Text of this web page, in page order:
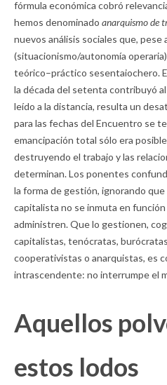
fórmula económica cobró
hemos denominado anarquismo de
nuevos análisis sociales que, pese
(situacionismo/autonomía
teórico–práctico sesentaiochero.
la década del setenta contribuyó
leído a la distancia, resulta un
para las fechas del Encuentro se
emancipación total sólo era
destruyendo el trabajo y las
determinan. Los ponentes
la forma de gestión, ignorando
capitalista no se inmuta en
administren. Que lo gestionen,
capitalistas, tenócratas,
cooperativistas o anarquistas, es
intrascendente: no interrumpe el
Aquellos
estos lodos